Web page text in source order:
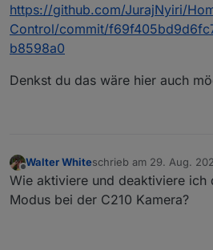
https://github.com/JurajNyiri/
Control/commit/
b8598a0
Denkst du das wäre hier auch
Offline
Walter Whiteschrieb am 29. Aug.
zuletzt editiert von
Wie aktiviere und deaktiviere ich
Modus bei der C210 Kamera?